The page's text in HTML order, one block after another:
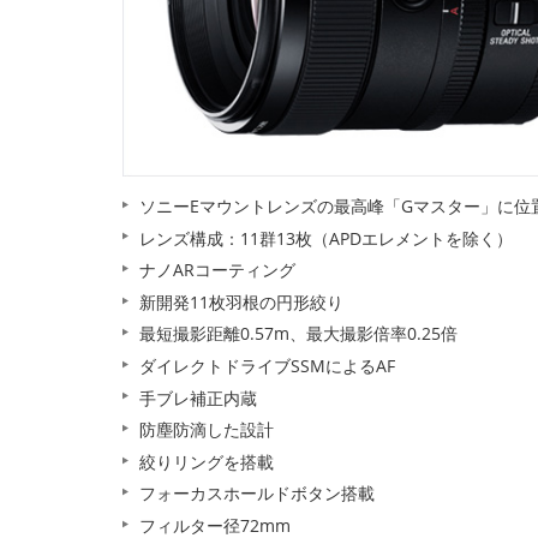
ソニーEマウントレンズの最高峰「Gマスター」に位
レンズ構成：11群13枚（APDエレメントを除く）
ナノARコーティング
新開発11枚羽根の円形絞り
最短撮影距離0.57m、最大撮影倍率0.25倍
ダイレクトドライブSSMによるAF
手ブレ補正内蔵
防塵防滴した設計
絞りリングを搭載
フォーカスホールドボタン搭載
フィルター径72mm